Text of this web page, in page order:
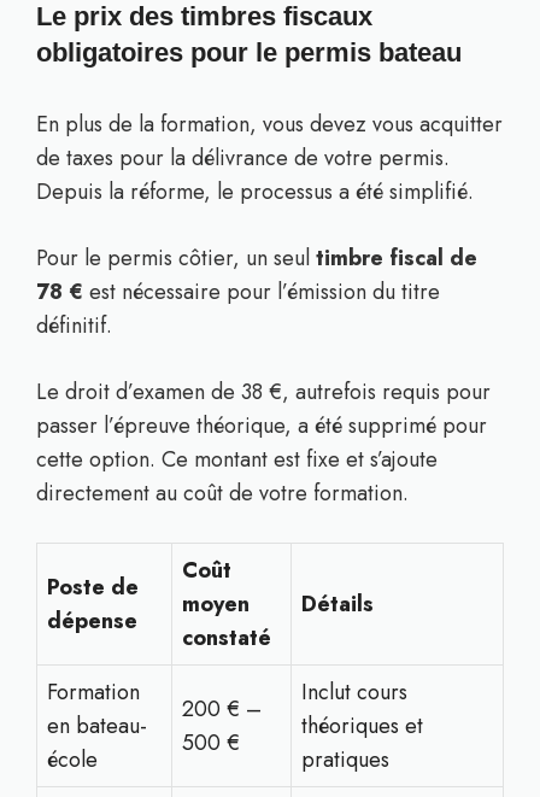
Le prix des timbres fiscaux
obligatoires pour le permis bateau
En plus de la formation, vous devez vous acquitter
de taxes pour la délivrance de votre permis.
Depuis la réforme, le processus a été simplifié.
Pour le permis côtier, un seultimbre fiscal de
78 € est nécessaire pour l’émission du titre
définitif.
Le droit d’examen de 38 €, autrefois requis pour
passer l’épreuve théorique, a été supprimé pour
cette option. Ce montant est fixe et s’ajoute
directement au coût de votre formation.
Poste de
dépense
Coût
moyen
constaté
Détails
Formation
en bateau-
école
200 € –
500 €
Inclut cours
théoriques et
pratiques